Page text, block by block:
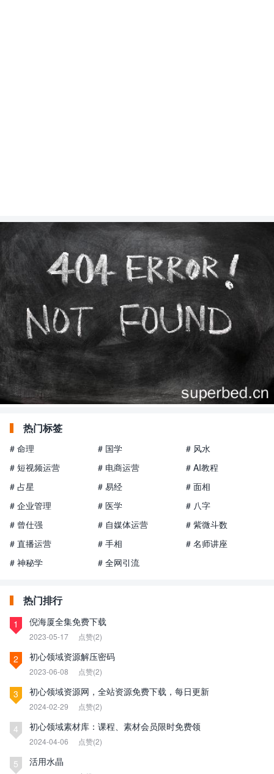
热门标签
# 命理 # 国学
# 风水
# 短视频运营
# 电商运营
# AI教程
# 占星
# 易经
# 面相
# 企业管理
# 医学
# 八字
# 曾仕强
# 自媒体运营
# 紫微斗数
# 直播运营
# 手相
# 名师讲座
# 神秘学
# 全网引流
热门排行
1 倪海厦全集免费下载
2023-05-17 点赞(2)
2 初心领域资源解压密码
2023-06-08 点赞(2)
3 初心领域资源网，全站资源免费下载，每日更新
2024-02-29 点赞(2)
4 初心领域素材库：课程、素材会员限时免费领
2024-04-06 点赞(2)
5 活用水晶